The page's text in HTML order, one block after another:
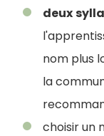
deux
nom plus
la
choisir un